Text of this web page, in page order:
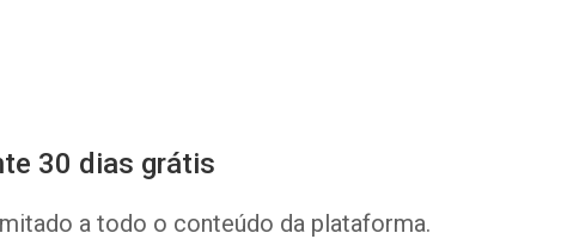
30 dias grátis
a todo o conteúdo da plataforma.